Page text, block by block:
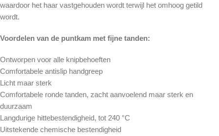
waardoor het haar vastgehouden wordt terwijl het omhoog getild
wordt.
Voordelen van de puntkam met fijne tanden:
Ontworpen voor alle knipbehoeften
Comfortabele antislip handgreep
Licht maar sterk
Comfortabele ronde tanden, zacht aanvoelend maar sterk en
duurzaam
Langdurige hittebestendigheid, tot 240 °C
Uitstekende chemische bestendigheid